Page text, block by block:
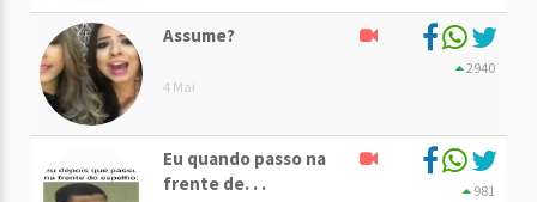
Assume?
4 Mai
2940
Eu quando passo na
frente de. . .
981